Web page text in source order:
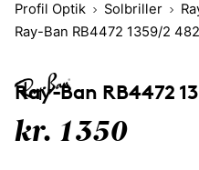
Profil Optik Solbriller
Ray-Ban RB4472 1359/2
Ray-Ban RB4472
kr. 1350